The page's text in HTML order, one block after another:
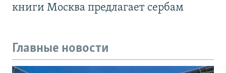
книги Москва предлагает сербам
Главные новости